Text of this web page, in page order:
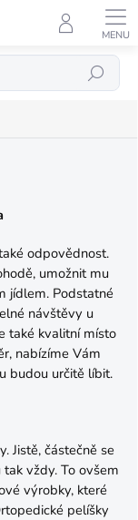
Hledat
odpovědnost.
umožnit mu
jídlem. Podstatné
návštěvy u
také kvalitní místo
nabízíme Vám
budou určitě líbit.
Jistě, částečně se
vždy. To ovšem
výrobky, které
pelíšky